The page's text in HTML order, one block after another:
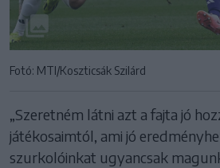
Fotó: MTI/Koszticsák Szilárd
„Szeretném látni azt a fajta jó
játékosaimtól, ami jó
szurkolóinkat ugyancsak